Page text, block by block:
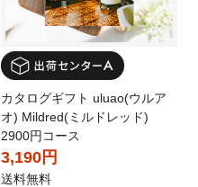
カタログギフト uluao(ウルア
オ) Mildred(ミルドレッド)
2900円コース
3,190円
送料無料